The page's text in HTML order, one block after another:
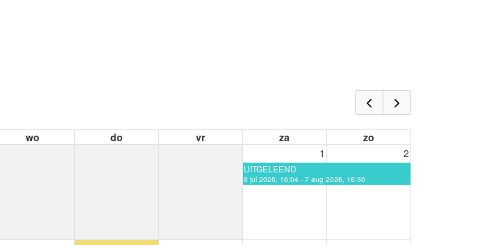
wo do vr za
zo
1
2
UITGELEEND
8 jul 2026, 16:04 - 7 aug 2026, 16:30